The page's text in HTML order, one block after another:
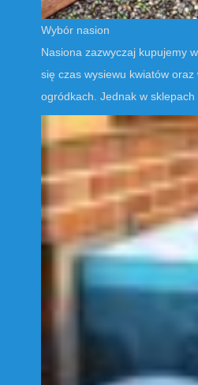
Wybór nasion
Nasiona zazwyczaj kupujemy
się czas wysiewu kwiatów
ogródkach. Jednak w